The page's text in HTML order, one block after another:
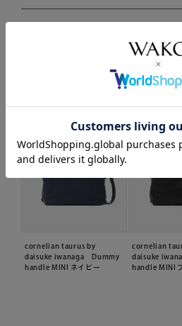
cornelian taurus by
daisuke iwanaga Dummy
handle MINI ネイビー
cornelian
daisuke
handle MINI